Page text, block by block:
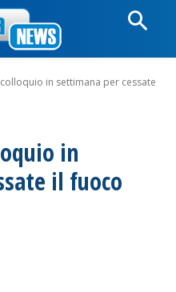
in settimana per cessate
in
il fuoco